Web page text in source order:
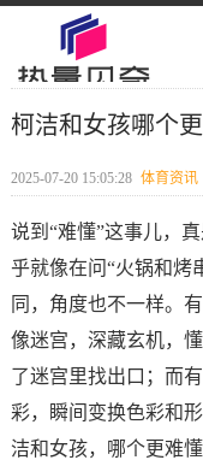
柯洁和女孩哪个更
2025-07-20 15:05:28 体育资讯
说到“难懂”这事儿，
乎就像在问“火锅和
同，角度也不一样。
像迷宫，深藏玄机，
了迷宫里找出口；而
彩，瞬间变换色彩和
洁和女孩，哪个更难